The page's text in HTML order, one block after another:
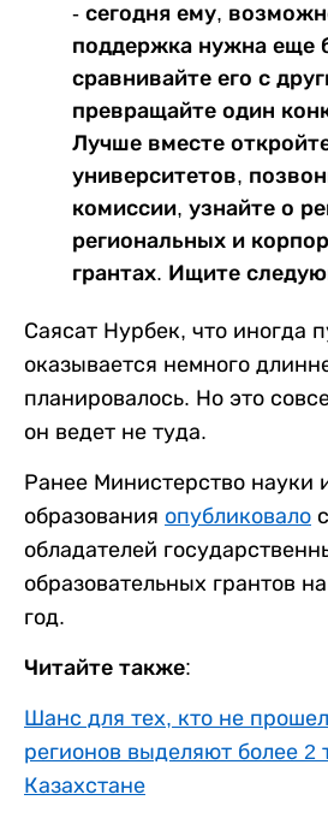
- сегодня ему,
поддержка нужна еще
сравнивайте его с
превращайте один
Лучше вместе
университетов,
комиссии, узнайте о
региональных и
грантах. Ищите
Саясат Нурбек, что иногда
оказывается немного
планировалось. Но это
он ведет не туда.
Ранее Министерство науки
образования опубликовало
обладателей
образовательных грантов
год.
Читайте также:
Шанс для тех, кто не
регионов выделяют более 2
Казахстане